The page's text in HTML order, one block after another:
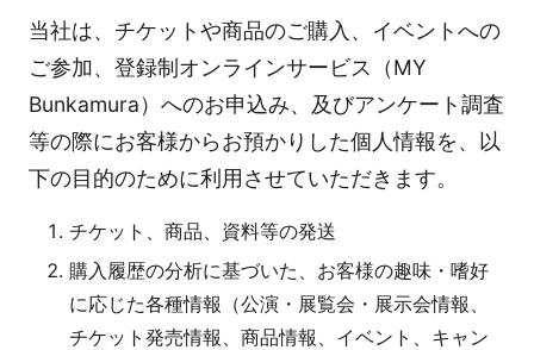
当社は、チケットや商品のご購入、イベントへの
ご参加、登録制オンラインサービス（MY
Bunkamura）へのお申込み、及びアンケート調査
等の際にお客様からお預かりした個人情報を、以
下の目的のために利用させていただきます。
チケット、商品、資料等の発送
購入履歴の分析に基づいた、お客様の趣味・嗜好
に応じた各種情報（公演・展覧会・展示会情報、
チケット発売情報、商品情報、イベント、キャン